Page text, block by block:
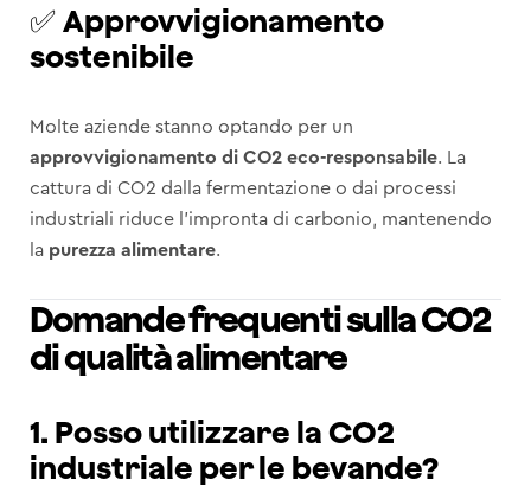
✅ Approvvigionamento
sostenibile
Molte aziende stanno optando per un
approvvigionamento di CO2 eco-responsabile. La
cattura di CO2 dalla fermentazione o dai processi
industriali riduce l’impronta di carbonio, mantenendo
la purezza alimentare.
Domande frequenti sulla CO2
di qualità alimentare
1. Posso utilizzare la CO2
industriale per le bevande?